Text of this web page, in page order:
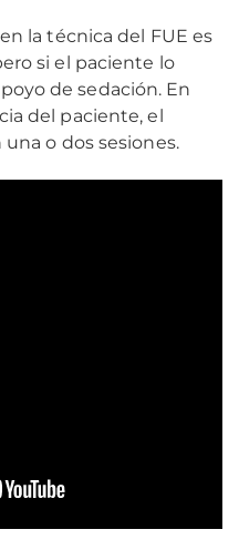
la técnica del FUE es
si el paciente lo
de sedación. En
del paciente, el
o dos sesiones.